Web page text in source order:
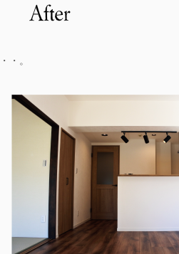
・。